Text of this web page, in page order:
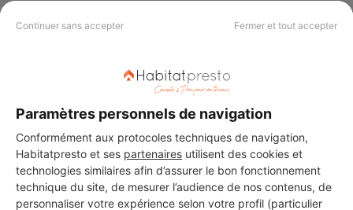
Continuer sans accepter Fermer et tout accepter
Paramètres personnels de navigation
Conformément aux protocoles techniques de navigation,
Habitatpresto et ses partenaires utilisent des cookies et
technologies similaires afin d’assurer le bon fonctionnement
technique du site, de mesurer l’audience de nos contenus, de
personnaliser votre expérience selon votre profil (particulier
PAS LE TEMPS DE
CHERCHER ?
Vous souhaitez réaliser des travaux et ne savez quel professionnel
choisir ? Demandez des devis travaux
auprès de notre réseau de 5 000
professionnels partout en France.